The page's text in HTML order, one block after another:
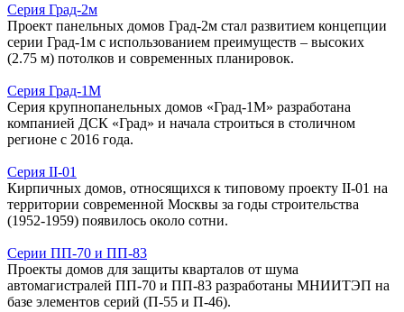
Серия Град-2м
Проект панельных домов Град-2м стал развитием концепции
серии Град-1м с использованием преимуществ – высоких
(2.75 м) потолков и современных планировок.
Серия Град-1М
Серия крупнопанельных домов «Град-1М» разработана
компанией ДСК «Град» и начала строиться в столичном
регионе с 2016 года.
Серия II-01
Кирпичных домов, относящихся к типовому проекту II-01 на
территории современной Москвы за годы строительства
(1952-1959) появилось около сотни.
Серии ПП-70 и ПП-83
Проекты домов для защиты кварталов от шума
автомагистралей ПП-70 и ПП-83 разработаны МНИИТЭП на
базе элементов серий (П-55 и П-46).